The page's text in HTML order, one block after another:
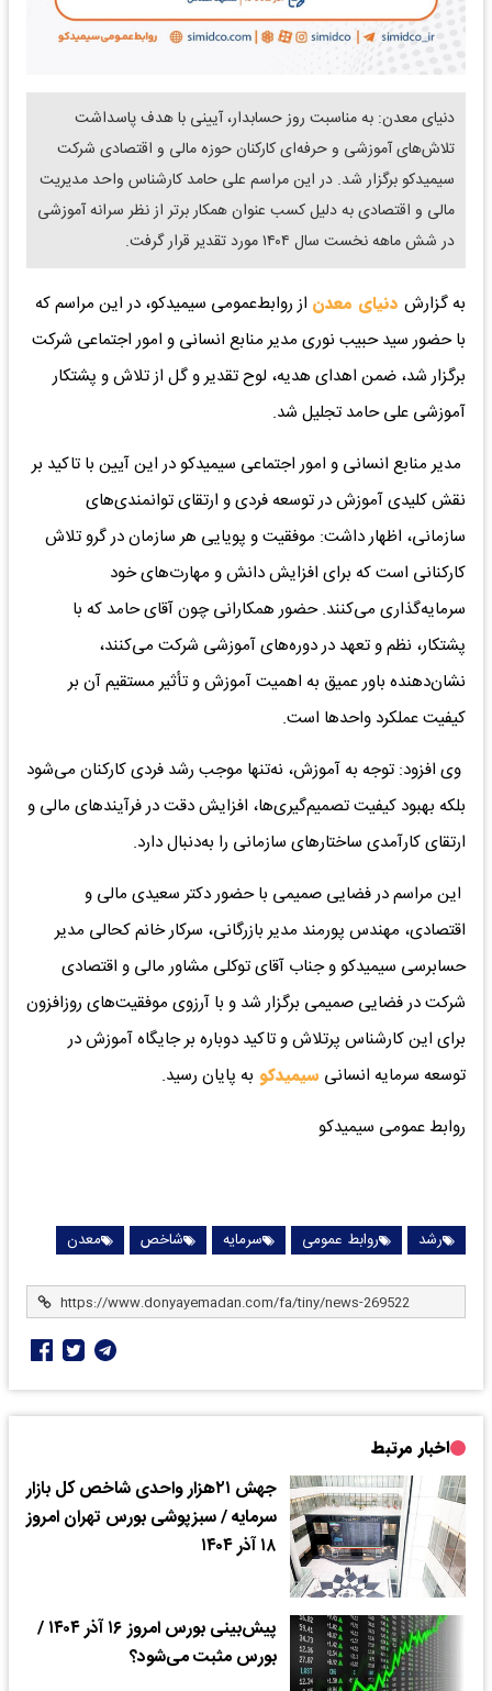
دنیای معدن: به مناسبت روز حسابدار، آیینی با هدف پاسداشت
تلاش‌های آموزشی و حرفه‌ای کارکنان حوزه مالی و اقتصادی شرکت
سیمیدکو برگزار شد. در این مراسم علی حامد کارشناس واحد مدیریت
مالی و اقتصادی به دلیل کسب عنوان همکار برتر از نظر سرانه آموزشی
در شش‌ ماهه نخست سال ۱۴۰۴ مورد تقدیر قرار گرفت.
به گزارش دنیای معدن از روابط‌عمومی سیمیدکو، در این مراسم که
با حضور سید حبیب نوری مدیر منابع انسانی و امور اجتماعی شرکت
برگزار شد، ضمن اهدای هدیه، لوح تقدیر و گل از تلاش‌ و پشتکار
آموزشی علی حامد تجلیل شد.
مدیر منابع انسانی و امور اجتماعی سیمیدکو در این آیین با تاکید بر
نقش کلیدی آموزش در توسعه فردی و ارتقای توانمندی‌های
سازمانی، اظهار داشت: موفقیت و پویایی هر سازمان در گرو تلاش
کارکنانی است که برای افزایش دانش و مهارت‌های خود
سرمایه‌گذاری می‌کنند. حضور همکارانی چون آقای حامد که با
پشتکار، نظم و تعهد در دوره‌های آموزشی شرکت می‌کنند،
نشان‌دهنده باور عمیق به اهمیت آموزش و تأثیر مستقیم آن بر
کیفیت عملکرد واحدها است.
وی افزود: توجه به آموزش، نه‌تنها موجب رشد فردی کارکنان می‌شود
بلکه بهبود کیفیت تصمیم‌گیری‌ها، افزایش دقت در فرآیندهای مالی و
ارتقای کارآمدی ساختارهای سازمانی را به‌دنبال دارد.
این مراسم در فضایی صمیمی با حضور دکتر سعیدی مالی و
اقتصادی، مهندس پورمند مدیر بازرگانی، سرکار خانم کحالی مدیر
حسابرسی سیمیدکو و جناب آقای توکلی مشاور مالی و اقتصادی
شرکت در فضایی صمیمی برگزار شد و با آرزوی موفقیت‌های روزافزون
برای این کارشناس پرتلاش و تاکید دوباره بر جایگاه آموزش در
توسعه سرمایه انسانی سیمیدکو به پایان رسید.
روابط عمومی سیمیدکو
رشد روابط عمومی سرمایه شاخص معدن
اخبار مرتبط
جهش ۲۱هزار واحدی شاخص کل بازار
سرمایه / سبزپوشی بورس تهران امروز
۱۸ آذر ۱۴۰۴
پیش‌بینی بورس امروز ۱۶ آذر ۱۴۰۴ /
بورس مثبت می‌شود؟